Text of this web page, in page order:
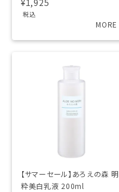
¥1,925
税込
【サマーセール】あろえの森 明
粋美白乳液 200ml